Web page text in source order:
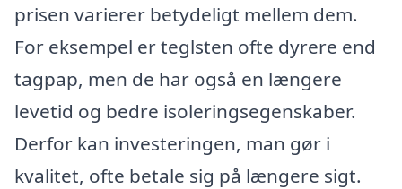
prisen varierer betydeligt mellem dem.
For eksempel er teglsten ofte dyrere end
tagpap, men de har også en længere
levetid og bedre isoleringsegenskaber.
Derfor kan investeringen, man gør i
kvalitet, ofte betale sig på længere sigt.